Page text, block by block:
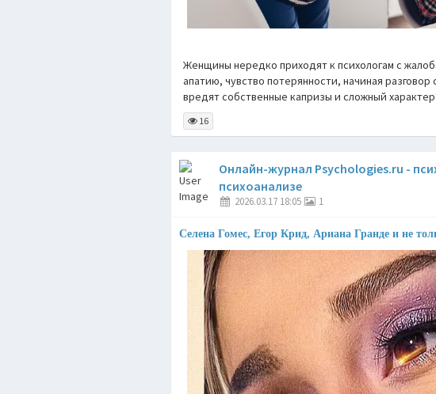
Женщины нередко приходят к психологам с
апатию, чувство потерянности, начиная
вредят собственные капризы и сложный
16
Онлайн-журнал Psychologies.ru -
психоанализе
2026.03.17 18:05 1
Селена Гомес, Егор Крид, Ариана Гранде и не